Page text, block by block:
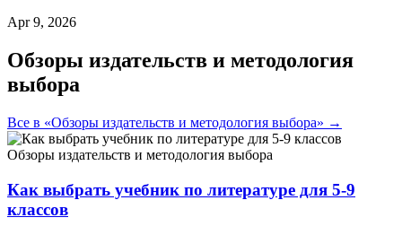
Apr 9, 2026
Обзоры издательств и методология
выбора
Все в «Обзоры издательств и методология выбора» →
Обзоры издательств и методология выбора
Как выбрать учебник по литературе для 5-9
классов